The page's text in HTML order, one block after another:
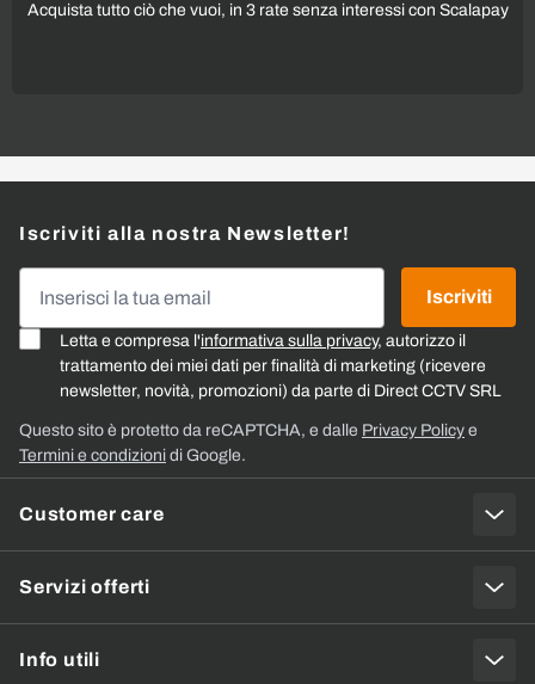
Acquista tutto ciò che vuoi, in 3 rate senza interessi con Scalapay
Customer care
Servizi offerti
Info utili
Iscriviti alla nostra Newsletter!
Letta e compresa l'informativa sulla privacy, autorizzo il
trattamento dei miei dati per finalità di marketing (ricevere
newsletter, novità, promozioni) da parte di Direct CCTV SRL
Iscriviti
Questo sito è protetto da reCAPTCHA, e dalle Privacy Policy e
Termini e condizioni di Google.